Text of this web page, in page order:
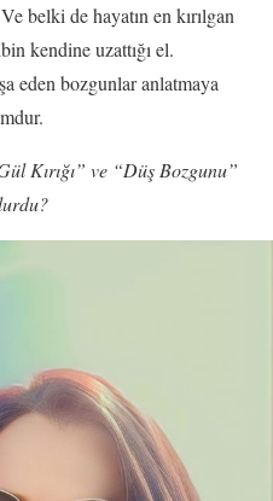
belki de hayatın en kırılgan
kendine uzattığı el.
eden bozgunlar anlatmaya
Kırığı” ve “Düş Bozgunu”